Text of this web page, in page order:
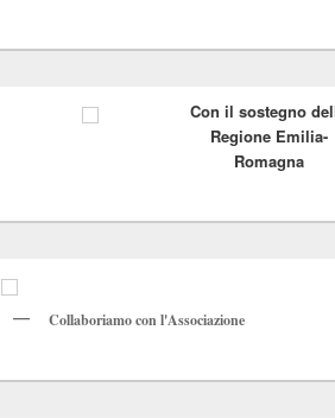
Con il sostegno
Regione Emilia-
Romagna
Collaboriamo con l'Associazione